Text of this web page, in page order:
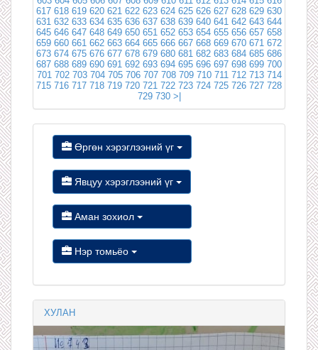
617 618 619 620 621 622 623 624 625 626 627 628 629 630
631 632 633 634 635 636 637 638 639 640 641 642 643 644
645 646 647 648 649 650 651 652 653 654 655 656 657 658
659 660 661 662 663 664 665 666 667 668 669 670 671 672
673 674 675 676 677 678 679 680 681 682 683 684 685 686
687 688 689 690 691 692 693 694 695 696 697 698 699 700
701 702 703 704 705 706 707 708 709 710 711 712 713 714
715 716 717 718 719 720 721 722 723 724 725 726 727 728
729 730 >|
Өргөн хэрэглээний үг
Явцуу хэрэглээний үг
Аман зохиол
Нэр томьёо
ХУЛАН